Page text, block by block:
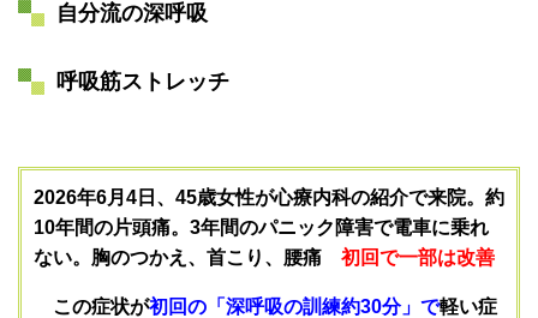
自分流の深呼吸
呼吸筋ストレッチ
2026年6月4日、45歳女性が心療内科の紹介で来院。約
10年間の片頭痛。3年間のパニック障害で電車に乗れ
ない。胸のつかえ、首こり、腰痛 初回で一部は改善
この症状が初回の「深呼吸の訓練約30分」で軽い症